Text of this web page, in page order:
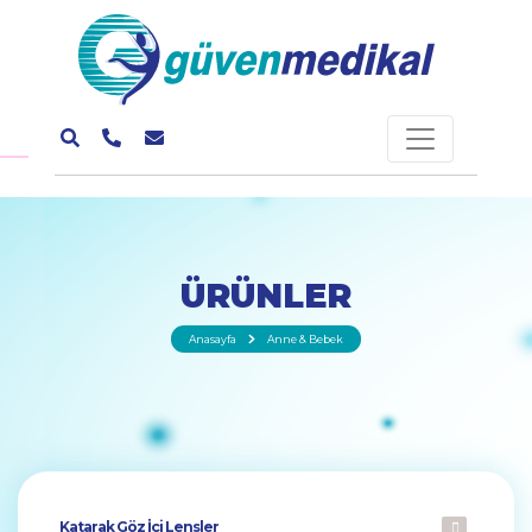
ÜRÜNLER
Anasayfa Anne & Bebek
Katarak Göz İçi Lensler